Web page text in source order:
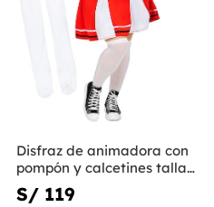
Disfraz de animadora con
pompón y calcetines talla
grande
S/ 119